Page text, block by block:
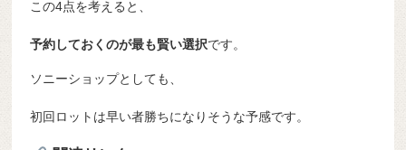
この4点を考えると、
予約しておくのが最も賢い選択です。
ソニーショップとしても、
初回ロットは早い者勝ちになりそうな予感です。